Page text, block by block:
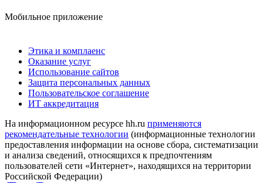
Мобильное приложение
Этика и комплаенс
Оказание услуг
Использование сайтов
Защита персональных данных
Пользовательское соглашение
ИТ аккредитация
На информационном ресурсе hh.ru применяются
рекомендательные технологии (информационные технологии
предоставления информации на основе сбора, систематизации
и анализа сведений, относящихся к предпочтениям
пользователей сети «Интернет», находящихся на территории
Российской Федерации)